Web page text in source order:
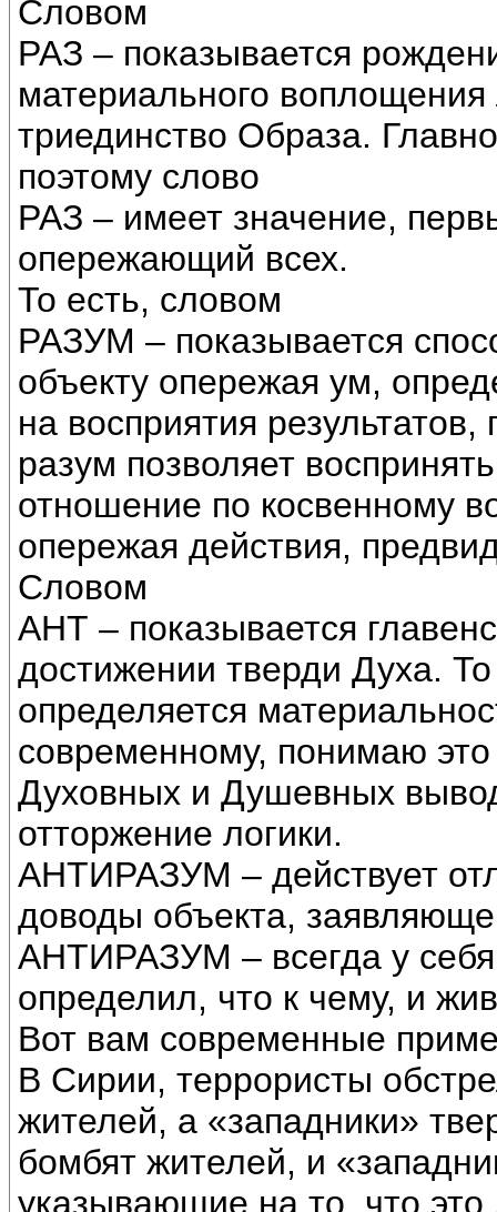
Словом
РАЗ – показывается
материального
триединство Образа.
поэтому слово
РАЗ – имеет значение,
опережающий всех.
То есть, словом
РАЗУМ – показывается
объекту опережая ум,
на восприятия
разум позволяет
отношение по косвенному
опережая действия,
Словом
АНТ – показывается
достижении тверди Духа.
определяется
современному, понимаю это
Духовных и Душевных
отторжение логики.
АНТИРАЗУМ – действует
доводы объекта,
АНТИРАЗУМ – всегда у
определил, что к чему, и
Вот вам современные
В Сирии, террористы
жителей, а «западники»
бомбят жителей, и
указывающие на то, что